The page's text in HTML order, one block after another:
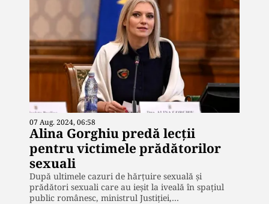
07 Aug. 2024, 06:58
Alina Gorghiu predă lecții
pentru victimele prădătorilor
sexuali
După ultimele cazuri de hărțuire sexuală și
prădători sexuali care au ieșit la iveală în spațiul
public românesc, ministrul Justiției,…